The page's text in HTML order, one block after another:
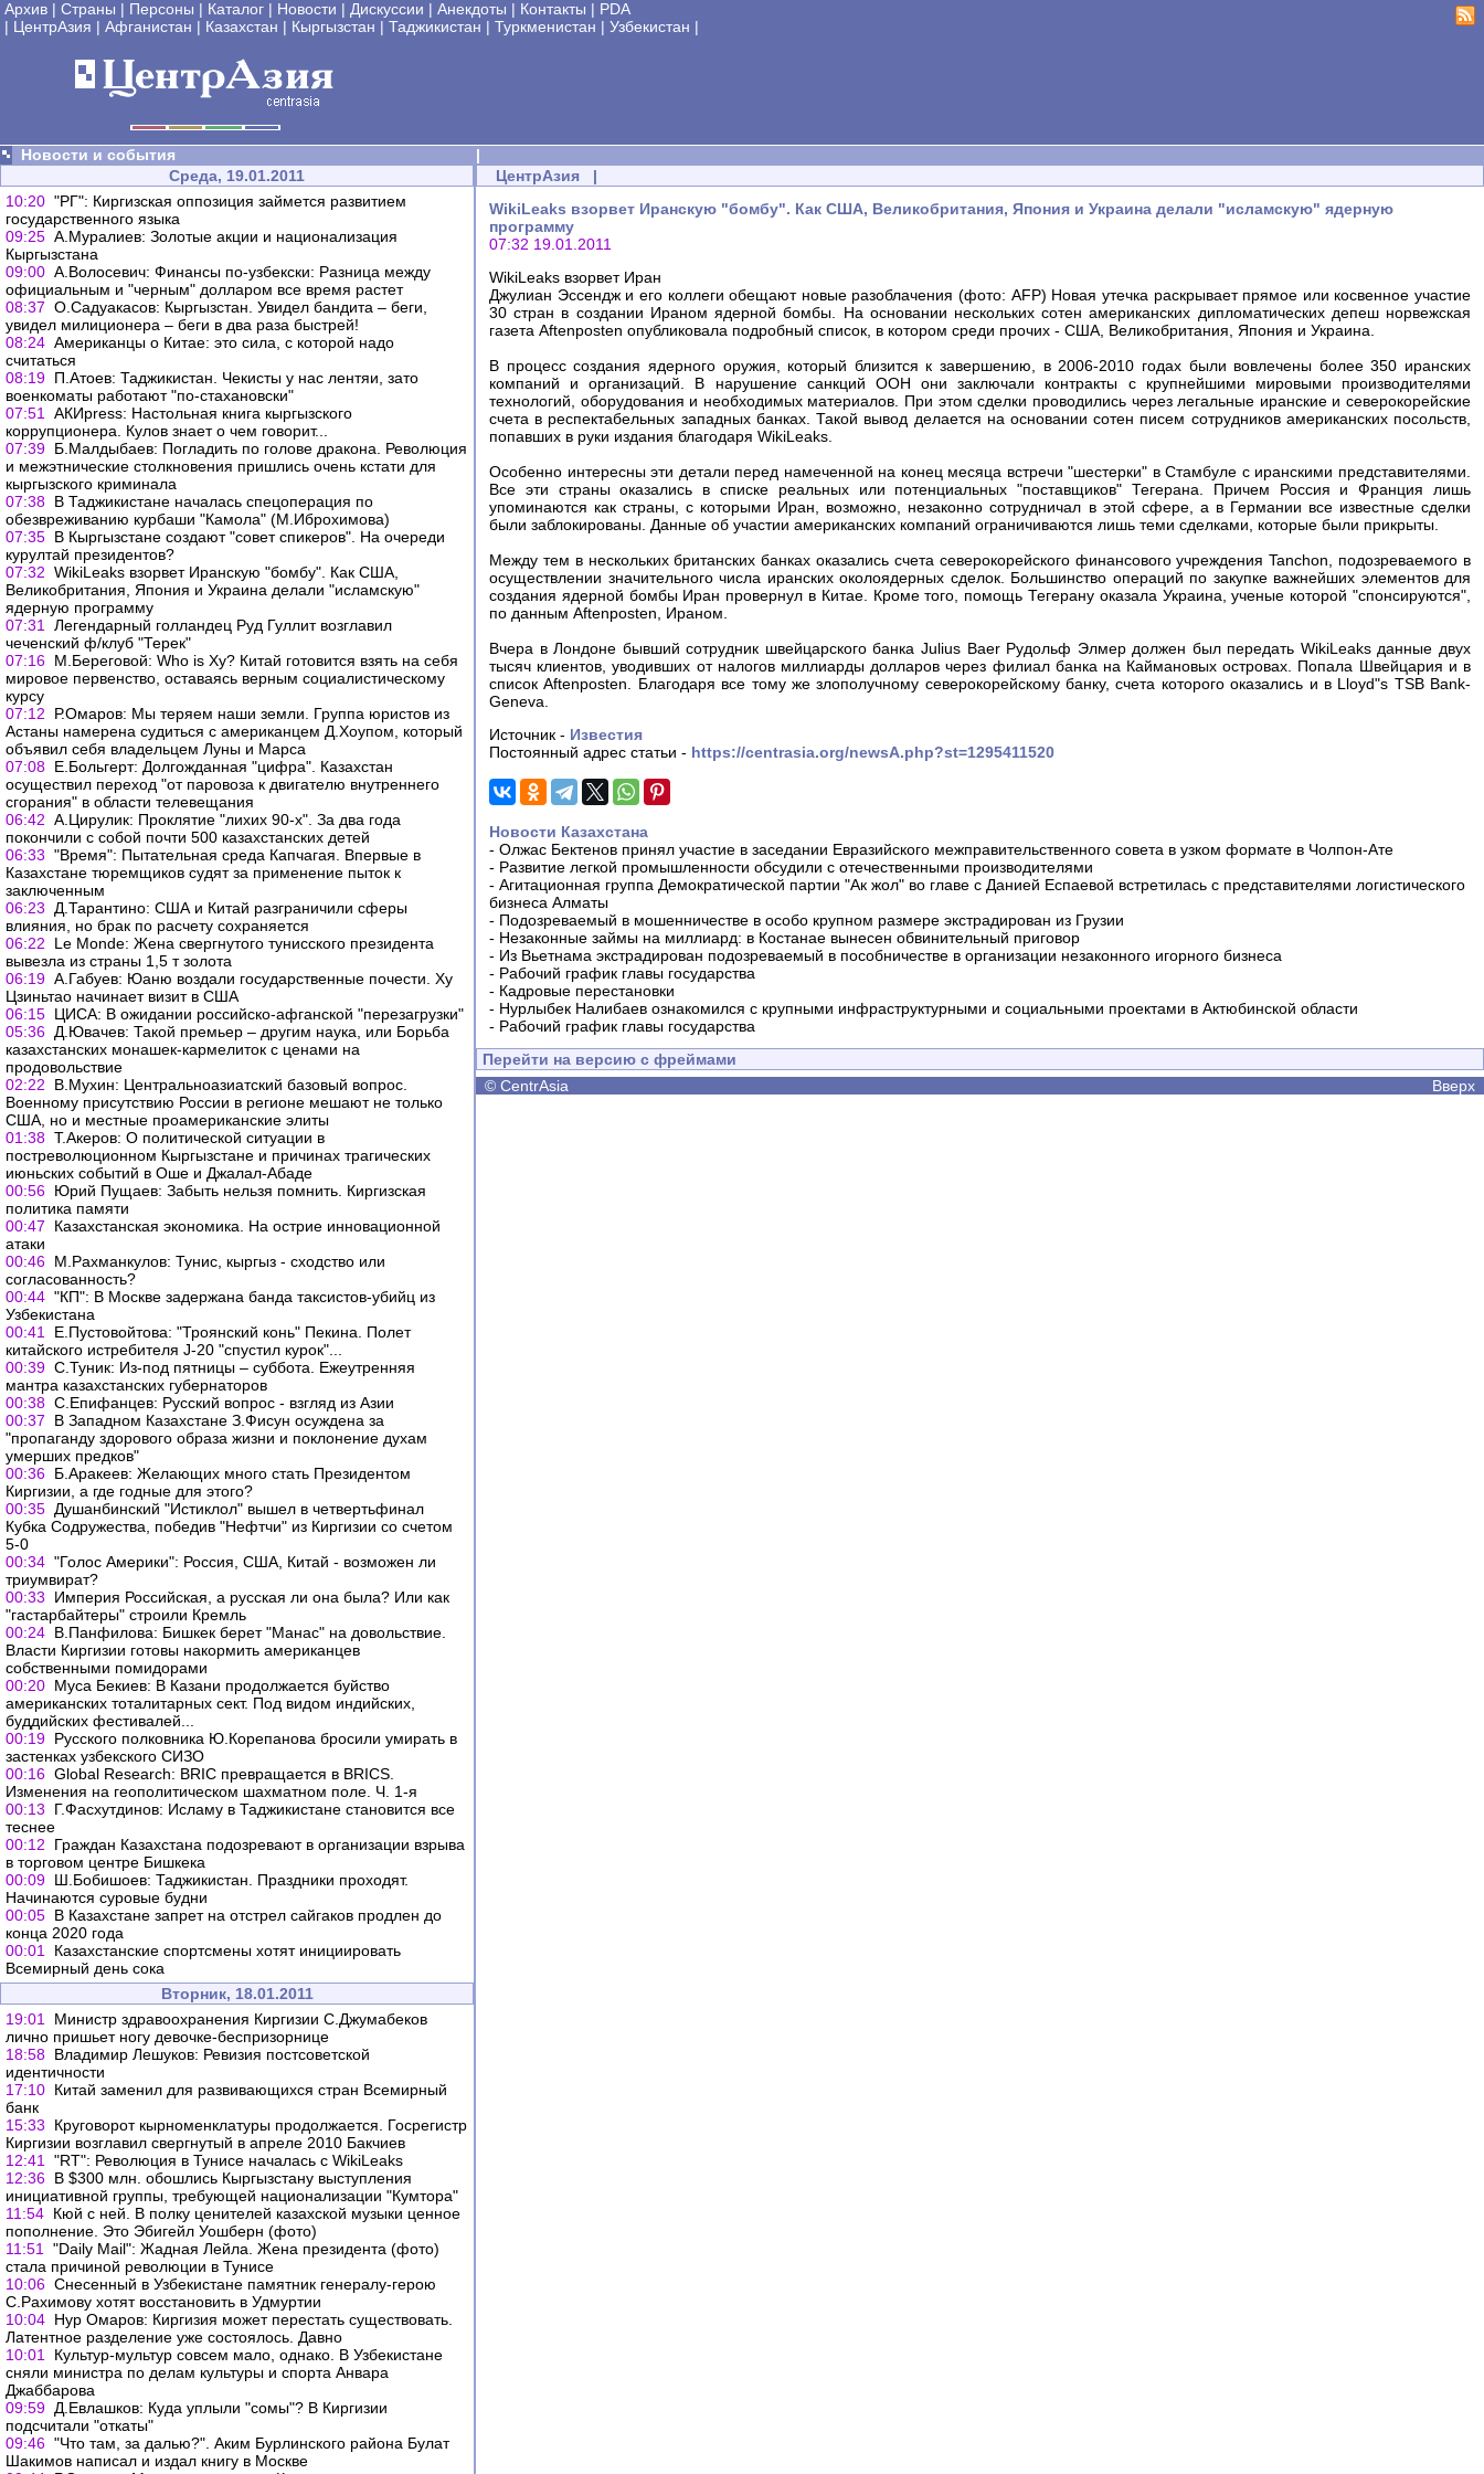
Архив | Страны | Персоны | Каталог | Новости | Дискуссии | Анекдоты | Контакты | PDA
| ЦентрАзия | Афганистан | Казахстан | Кыргызстан | Таджикистан | Туркменистан | Узбекистан |
Новости и события
|
Среда, 19.01.2011
10:20 "РГ": Киргизская оппозиция займется развитием
государственного языка
09:25 А.Муралиев: Золотые акции и национализация
Кыргызстана
09:00 А.Волосевич: Финансы по-узбекски: Разница между
официальным и "черным" долларом все время растет
08:37 О.Садуакасов: Кыргызстан. Увидел бандита – беги,
увидел милиционера – беги в два раза быстрей!
08:24 Американцы о Китае: это сила, с которой надо
считаться
08:19 П.Атоев: Таджикистан. Чекисты у нас лентяи, зато
военкоматы работают "по-стахановски"
07:51
АКИpress: Настольная книга кыргызского
коррупционера. Кулов знает о чем говорит...
07:39 Б.Малдыбаев: Погладить по голове дракона. Революция
и межэтнические столкновения пришлись очень кстати для
кыргызского криминала
07:38 В Таджикистане началась спецоперация по
обезвреживанию курбаши "Камола" (М.Иброхимова)
07:35 В Кыргызстане создают "совет спикеров". На очереди
курултай президентов?
07:32 WikiLeaks взорвет Иранскую "бомбу". Как США,
Великобритания, Япония и Украина делали "исламскую"
ядерную программу
07:31
Легендарный голландец Руд Гуллит возглавил
чеченский ф/клуб "Терек"
07:16 М.Береговой: Who is Ху? Китай готовится взять на себя
мировое первенство, оставаясь верным социалистическому
курсу
07:12
Р.Омаров: Мы теряем наши земли. Группа юристов из
Астаны намерена судиться с американцем Д.Хоупом, который
объявил себя владельцем Луны и Марса
07:08 Е.Больгерт: Долгожданная "цифра". Казахстан
осуществил переход "от паровоза к двигателю внутреннего
сгорания" в области телевещания
06:42 А.Цирулик: Проклятие "лихих 90-х". За два года
покончили с собой почти 500 казахстанских детей
06:33 "Время": Пытательная среда Капчагая. Впервые в
Казахстане тюремщиков судят за применение пыток к
заключенным
06:23
Д.Тарантино: США и Китай разграничили сферы
влияния, но брак по расчету сохраняется
06:22
Le Monde: Жена свергнутого тунисского президента
вывезла из страны 1,5 т золота
06:19 А.Габуев: Юаню воздали государственные почести. Ху
Цзиньтао начинает визит в США
06:15 ЦИСА: В ожидании российско-афганской "перезагрузки"
05:36 Д.Ювачев: Такой премьер – другим наука, или Борьба
казахстанских монашек-кармелиток с ценами на
продовольствие
02:22
В.Мухин: Центральноазиатский базовый вопрос.
Военному присутствию России в регионе мешают не только
США, но и местные проамериканские элиты
01:38 Т.Акеров: О политической ситуации в
постреволюционном Кыргызстане и причинах трагических
июньских событий в Оше и Джалал-Абаде
00:56 Юрий Пущаев: Забыть нельзя помнить. Киргизская
политика памяти
00:47
Казахстанская экономика. На острие инновационной
атаки
00:46 М.Рахманкулов: Тунис, кыргыз - сходство или
согласованность?
00:44 "КП": В Москве задержана банда таксистов-убийц из
Узбекистана
00:41
Е.Пустовойтова: "Троянский конь" Пекина. Полет
китайского истребителя J-20 "спустил курок"...
00:39 С.Туник: Из-под пятницы – суббота. Ежеутренняя
мантра казахстанских губернаторов
00:38 С.Епифанцев: Русский вопрос - взгляд из Азии
00:37
В Западном Казахстане З.Фисун осуждена за
"пропаганду здорового образа жизни и поклонение духам
умерших предков"
00:36 Б.Аракеев: Желающих много стать Президентом
Киргизии, а где годные для этого?
00:35 Душанбинский "Истиклол" вышел в четвертьфинал
Кубка Содружества, победив "Нефтчи" из Киргизии со счетом
5-0
00:34 "Голос Америки": Россия, США, Китай - возможен ли
триумвират?
00:33
Империя Российская, а русская ли она была? Или как
"гастарбайтеры" строили Кремль
00:24 В.Панфилова: Бишкек берет "Манас" на довольствие.
Власти Киргизии готовы накормить американцев
собственными помидорами
00:20 Муса Бекиев: В Казани продолжается буйство
американских тоталитарных сект. Под видом индийских,
буддийских фестивалей...
00:19 Русского полковника Ю.Корепанова бросили умирать в
застенках узбекского СИЗО
00:16 Global Research: BRIC превращается в BRICS.
Изменения на геополитическом шахматном поле. Ч. 1-я
00:13
Г.Фасхутдинов: Исламу в Таджикистане становится все
теснее
00:12
Граждан Казахстана подозревают в организации взрыва
в торговом центре Бишкека
00:09 Ш.Бобишоев: Таджикистан. Праздники проходят.
Начинаются суровые будни
00:05 В Казахстане запрет на отстрел сайгаков продлен до
конца 2020 года
00:01
Казахстанские спортсмены хотят инициировать
Всемирный день сока
Вторник, 18.01.2011
19:01
Министр здравоохранения Киргизии С.Джумабеков
лично пришьет ногу девочке-беспризорнице
18:58 Владимир Лешуков: Ревизия постсоветской
идентичности
17:10 Китай заменил для развивающихся стран Всемирный
банк
15:33
Круговорот кырноменклатуры продолжается. Госрегистр
Киргизии возглавил свергнутый в апреле 2010 Бакчиев
12:41
"RT": Революция в Тунисе началась с WikiLeaks
12:36 В $300 млн. обошлись Кыргызстану выступления
инициативной группы, требующей национализации "Кумтора"
11:54 Кюй с ней. В полку ценителей казахской музыки ценное
пополнение. Это Эбигейл Уошберн (фото)
11:51
"Daily Mail": Жадная Лейла. Жена президента (фото)
стала причиной революции в Тунисе
10:06 Снесенный в Узбекистане памятник генералу-герою
С.Рахимову хотят восстановить в Удмуртии
10:04 Нур Омаров: Киргизия может перестать существовать.
Латентное разделение уже состоялось. Давно
10:01
Культур-мультур совсем мало, однако. В Узбекистане
сняли министра по делам культуры и спорта Анвара
Джаббарова
09:59 Д.Евлашков: Куда уплыли "сомы"? В Киргизии
подсчитали "откаты"
09:46 "Что там, за далью?". Аким Бурлинского района Булат
Шакимов написал и издал книгу в Москве
ЦентрАзия |
WikiLeaks взорвет Иранскую "бомбу". Как США, Великобритания, Япония и Украина делали "исламскую" ядерную
программу
07:32 19.01.2011
WikiLeaks взорвет Иран
Джулиан Эссендж и его коллеги обещают новые разоблачения (фото: AFP) Новая утечка раскрывает прямое или косвенное участие
30 стран в создании Ираном ядерной бомбы. На основании нескольких сотен американских дипломатических депеш норвежская
газета Aftenposten опубликовала подробный список, в котором среди прочих - США, Великобритания, Япония и Украина.
В процесс создания ядерного оружия, который близится к завершению, в 2006-2010 годах были вовлечены более 350 иранских
компаний и организаций. В нарушение санкций ООН они заключали контракты с крупнейшими мировыми производителями
технологий, оборудования и необходимых материалов. При этом сделки проводились через легальные иранские и северокорейские
счета в респектабельных западных банках. Такой вывод делается на основании сотен писем сотрудников американских посольств,
попавших в руки издания благодаря WikiLeaks.
Особенно интересны эти детали перед намеченной на конец месяца встречи "шестерки" в Стамбуле с иранскими представителями.
Все эти страны оказались в списке реальных или потенциальных "поставщиков" Тегерана. Причем Россия и Франция лишь
упоминаются как страны, с которыми Иран, возможно, незаконно сотрудничал в этой сфере, а в Германии все известные сделки
были заблокированы. Данные об участии американских компаний ограничиваются лишь теми сделками, которые были прикрыты.
Между тем в нескольких британских банках оказались счета северокорейского финансового учреждения Tanchon, подозреваемого в
осуществлении значительного числа иранских околоядерных сделок. Большинство операций по закупке важнейших элементов для
создания ядерной бомбы Иран провернул в Китае. Кроме того, помощь Тегерану оказала Украина, ученые которой "спонсируются",
по данным Aftenposten, Ираном.
Вчера в Лондоне бывший сотрудник швейцарского банка Julius Baer Рудольф Элмер должен был передать WikiLeaks данные двух
тысяч клиентов, уводивших от налогов миллиарды долларов через филиал банка на Каймановых островах. Попала Швейцария и в
список Aftenposten. Благодаря все тому же злополучному северокорейскому банку, счета которого оказались и в Lloyd"s TSB Bank-
Geneva.
Источник - Известия
Постоянный адрес статьи - https://centrasia.org/newsA.php?st=1295411520
Новости Казахстана
- Олжас Бектенов принял участие в заседании Евразийского межправительственного совета в узком формате в Чолпон-Ате
- Развитие легкой промышленности обсудили с отечественными производителями
- Агитационная группа Демократической партии "Ак жол" во главе с Данией Еспаевой встретилась с представителями логистического
бизнеса Алматы
- Подозреваемый в мошенничестве в особо крупном размере экстрадирован из Грузии
- Незаконные займы на миллиард: в Костанае вынесен обвинительный приговор
- Из Вьетнама экстрадирован подозреваемый в пособничестве в организации незаконного игорного бизнеса
- Рабочий график главы государства
- Кадровые перестановки
- Нурлыбек Налибаев ознакомился с крупными инфраструктурными и социальными проектами в Актюбинской области
- Рабочий график главы государства
Перейти на версию с фреймами
© CentrAsia Вверх